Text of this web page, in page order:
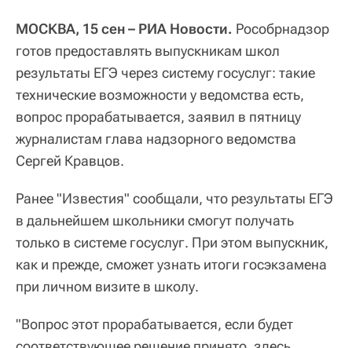
МОСКВА, 15 сен – РИА Новости. Рособрнадзор
готов предоставлять выпускникам школ
результаты ЕГЭ через систему госуслуг: такие
технические возможности у ведомства есть,
вопрос прорабатывается, заявил в пятницу
журналистам глава надзорного ведомства
Сергей Кравцов.
Ранее "Известия" сообщали, что результаты ЕГЭ
в дальнейшем школьники смогут получать
только в системе госуслуг. При этом выпускник,
как и прежде, сможет узнать итоги госэкзамена
при личном визите в школу.
"Вопрос этот прорабатывается, если будет